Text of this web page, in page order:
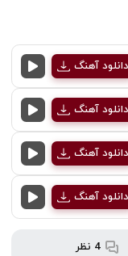
دانلود آهنگ
دانلود آهنگ
دانلود آهنگ
دانلود آهنگ
4 نظر